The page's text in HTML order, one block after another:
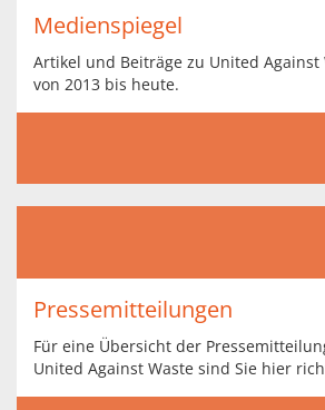
Medienspiegel
Artikel und Beiträge zu United Against
von 2013 bis heute.
Pressemitteilungen
Für eine Übersicht der
United Against Waste sind Sie hier